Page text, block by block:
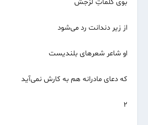
بوی کلماتِ لزجش
از زیر دندانت رد می‌شود
او شاعر شعرهای بلندیست
که دعای مادرانه هم به کارش نمی‌آید
۲